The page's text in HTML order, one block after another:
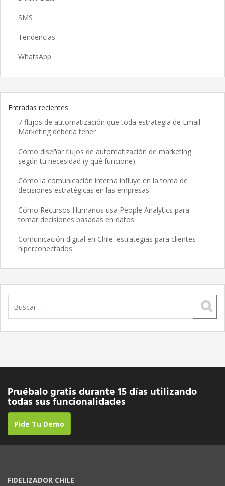
SMS
Tendencias
WhatsApp
Entradas recientes
7 flujos de automatización que toda estrategia de Email
Marketing debería tener
Cómo diseñar flujos de automatización de marketing
según tu necesidad (y qué funcione)
Cómo la comunicación interna influye en la toma de
decisiones estratégicas en las empresas
Cómo Recursos Humanos usa People Analytics para
tomar decisiones basadas en datos
Comunicación digital en Chile: estrategias para clientes
hiperconectados
Pruébalo gratis durante 15 días utilizando
todas sus funcionalidades
Pide Tu Demo
FIDELIZADOR CHILE